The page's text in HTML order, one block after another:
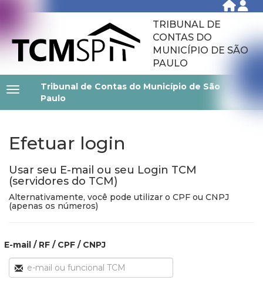
TRIBUNAL DE
CONTAS DO
MUNICÍPIO DE SÃO
PAULO
Tribunal de Contas do Município de São
Paulo
Efetuar login
Usar seu E-mail ou seu Login TCM
(servidores do TCM)
Alternativamente, você pode utilizar o CPF ou CNPJ
(apenas os números)
E-mail / RF / CPF / CNPJ